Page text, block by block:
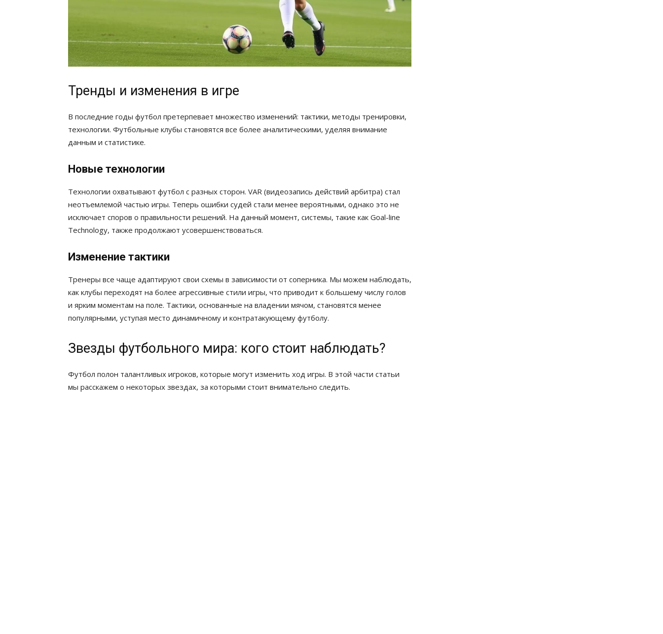
Тренды и изменения в игре
В последние годы футбол претерпевает множество изменений: тактики, методы тренировки,
технологии. Футбольные клубы становятся все более аналитическими, уделяя внимание
данным и статистике.
Новые технологии
Технологии охватывают футбол с разных сторон. VAR (видеозапись действий арбитра) стал
неотъемлемой частью игры. Теперь ошибки судей стали менее вероятными, однако это не
исключает споров о правильности решений. На данный момент, системы, такие как Goal-line
Technology, также продолжают усовершенствоваться.
Изменение тактики
Тренеры все чаще адаптируют свои схемы в зависимости от соперника. Мы можем наблюдать,
как клубы переходят на более агрессивные стили игры, что приводит к большему числу голов
и ярким моментам на поле. Тактики, основанные на владении мячом, становятся менее
популярными, уступая место динамичному и контратакующему футболу.
Звезды футбольного мира: кого стоит наблюдать?
Футбол полон талантливых игроков, которые могут изменить ход игры. В этой части статьи
мы расскажем о некоторых звездах, за которыми стоит внимательно следить.